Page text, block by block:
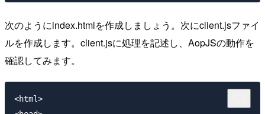
次のようにindex.htmlを作成しましょう。次にclient.jsファイ
ルを作成します。client.jsに処理を記述し、AopJSの動作を
確認してみます。
<html>